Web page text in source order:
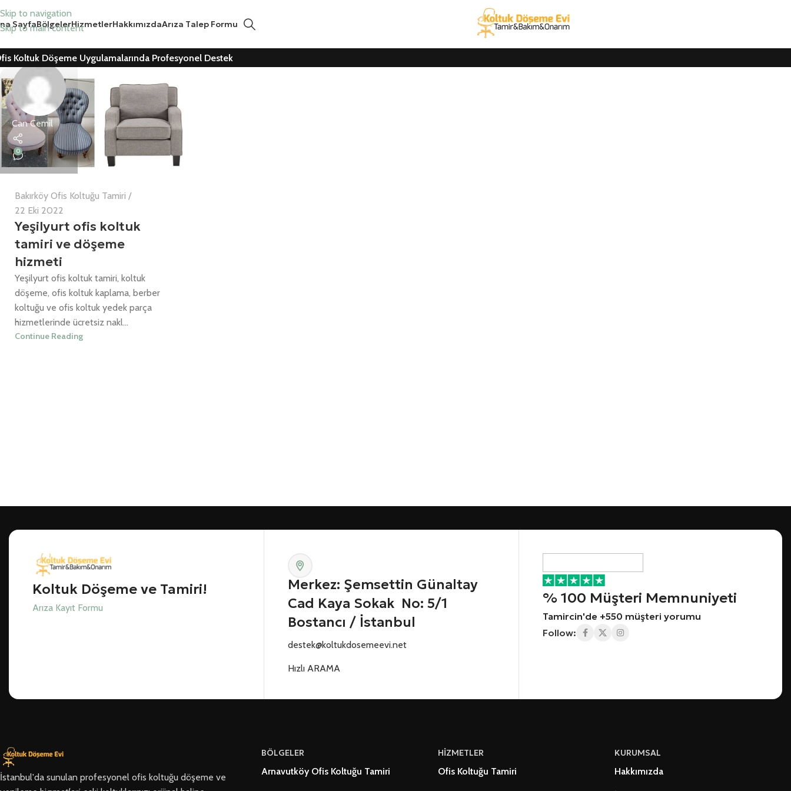
Skip to navigation
Skip to main content
SayfaBölgelerHizmetlerHakkımızdaArıza Talep Formu
Koltuk Döşeme Uygulamalarında Profesyonel Destek
Can Cemil
0
Bakırköy Ofis Koltuğu Tamiri
22 Eki 2022
Yeşilyurt ofis koltuk
tamiri ve döşeme
hizmeti
Yeşilyurt ofis koltuk tamiri, koltuk
döşeme, ofis koltuk kaplama, berber
koltuğu ve ofis koltuk yedek parça
hizmetlerinde ücretsiz nakl...
Continue Reading
Koltuk Döşeme ve Tamiri!
Arıza Kayıt Formu
Merkez: Şemsettin Günaltay
Cad Kaya Sokak No: 5/1
Bostancı / İstanbul
destek@koltukdosemeevi.net
Hızlı ARAMA
% 100 Müşteri Memnuniyeti
Tamircin'de +550 müşteri yorumu
Follow:
İstanbul'da sunulan profesyonel ofis koltuğu döşeme ve
BÖLGELER
Arnavutköy Ofis Koltuğu Tamiri
HİZMETLER
Ofis Koltuğu Tamiri
KURUMSAL
Hakkımızda